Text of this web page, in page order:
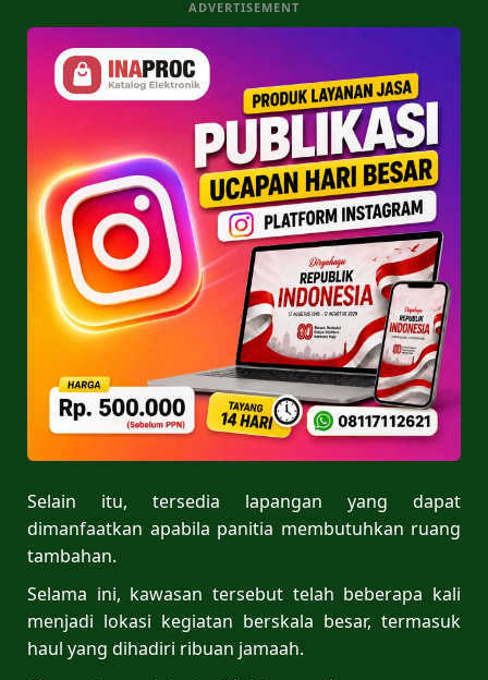
ADVERTISEMENT
Selain itu, tersedia lapangan yang dapat
dimanfaatkan apabila panitia membutuhkan ruang
tambahan.
Selama ini, kawasan tersebut telah beberapa kali
menjadi lokasi kegiatan berskala besar, termasuk
haul yang dihadiri ribuan jamaah.